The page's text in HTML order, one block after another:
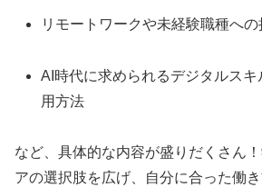
リモートワークや未経験職種へ
AI時代に求められるデジタルス
用方法
など、具体的な内容が盛りだくさん
アの選択肢を広げ、自分に合った働